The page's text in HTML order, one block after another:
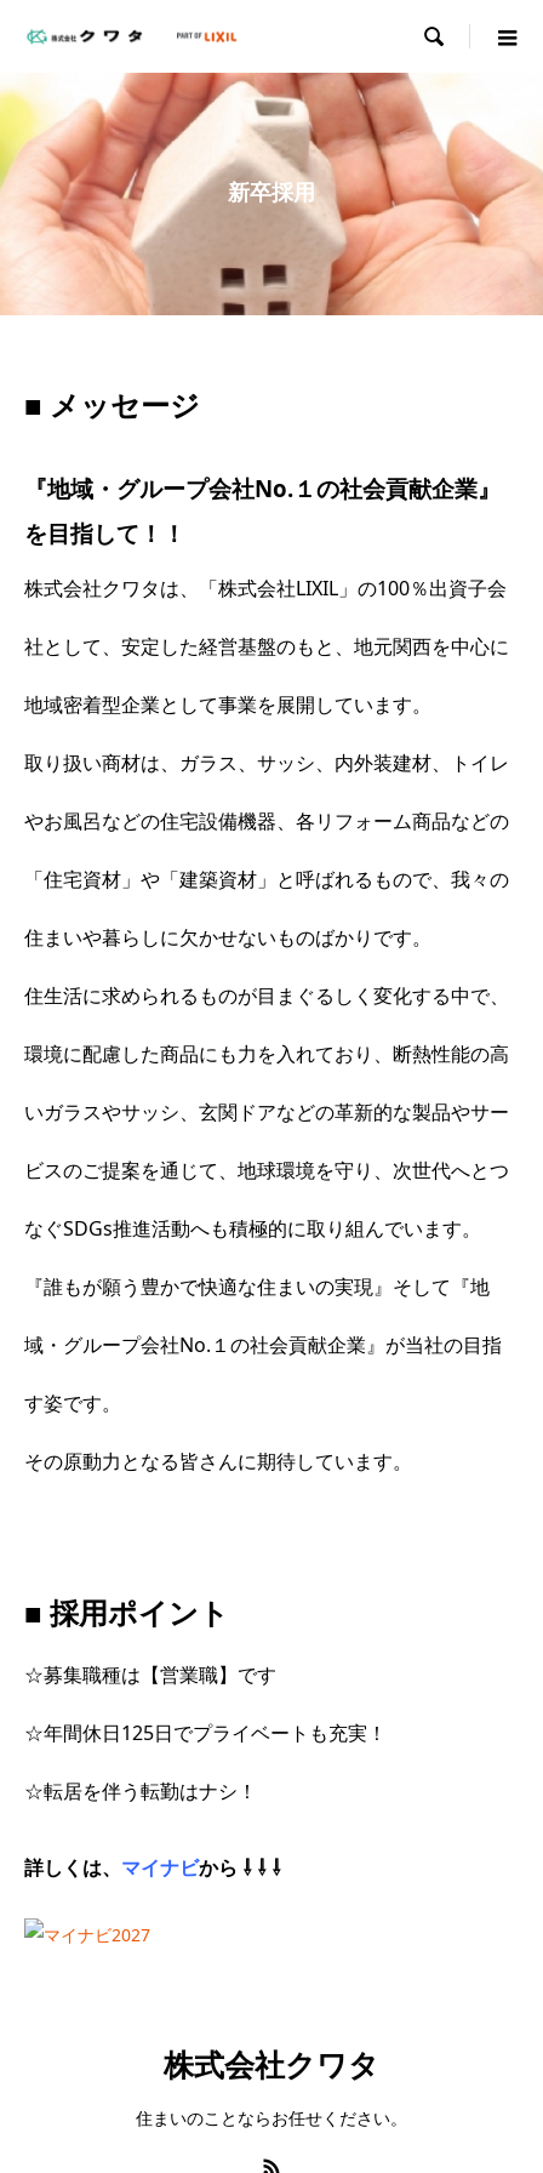

新卒採用
■ メッセージ
『地域・グループ会社No.１の社会貢献企業』
を目指して！！
株式会社クワタは、「株式会社LIXIL」の100％出資子会
社として、安定した経営基盤のもと、地元関西を中心に
地域密着型企業として事業を展開しています。
取り扱い商材は、ガラス、サッシ、内外装建材、トイレ
やお風呂などの住宅設備機器、各リフォーム商品などの
「住宅資材」や「建築資材」と呼ばれるもので、我々の
住まいや暮らしに欠かせないものばかりです。
住生活に求められるものが目まぐるしく変化する中で、
環境に配慮した商品にも力を入れており、断熱性能の高
いガラスやサッシ、玄関ドアなどの革新的な製品やサー
ビスのご提案を通じて、地球環境を守り、次世代へとつ
なぐSDGs推進活動へも積極的に取り組んでいます。
『誰もが願う豊かで快適な住まいの実現』そして『地
域・グループ会社No.１の社会貢献企業』が当社の目指
す姿です。
その原動力となる皆さんに期待しています。
■ 採用ポイント
☆募集職種は【営業職】です
☆年間休日125日でプライベートも充実！
☆転居を伴う転勤はナシ！
詳しくは、 マイナビから ⇩ ⇩ ⇩
株式会社クワタ
住まいのことならお任せください。